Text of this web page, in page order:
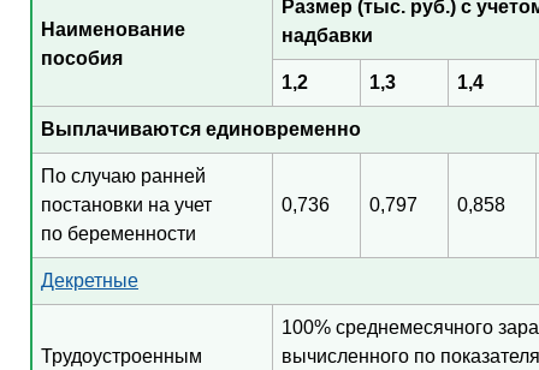
Наименование
пособия
Размер (тыс. руб.) с
надбавки
1,2 1,3 1,4
Выплачиваются единовременно
По случаю ранней
постановки на учет
по беременности
0,736 0,797 0,858
Декретные
Трудоустроенным
100% среднемесячного
вычисленного по